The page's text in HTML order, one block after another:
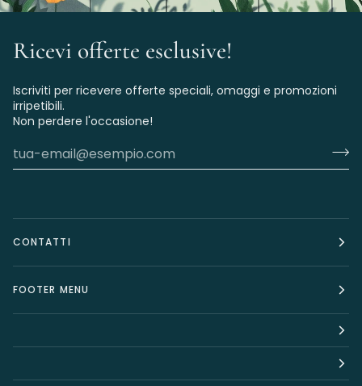
Ricevi offerte esclusive!
Iscriviti per ricevere offerte speciali, omaggi e promozioni
irripetibili.
Non perdere l'occasione!
CONTATTI
FOOTER MENU